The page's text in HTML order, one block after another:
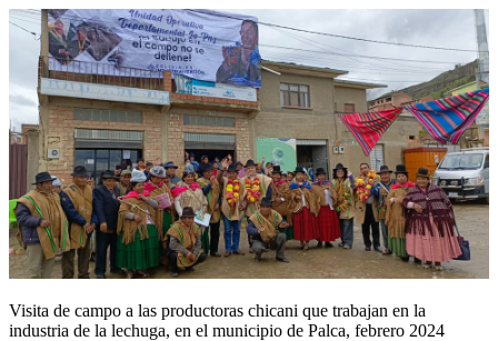
Visita de campo a las productoras chicani que trabajan en la
industria de la lechuga, en el municipio de Palca, febrero 2024